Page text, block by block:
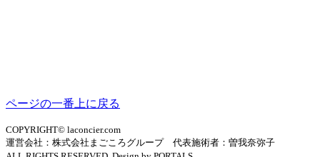
ページの一番上に戻る
COPYRIGHT© laconcier.com
運営会社：株式会社まごころグループ 代表施術者：曽我奈弥子